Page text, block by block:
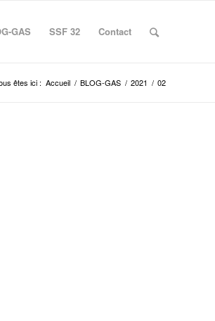
GAS SSF 32 Contact
êtes ici : Accueil / BLOG-GAS / 2021 / 02